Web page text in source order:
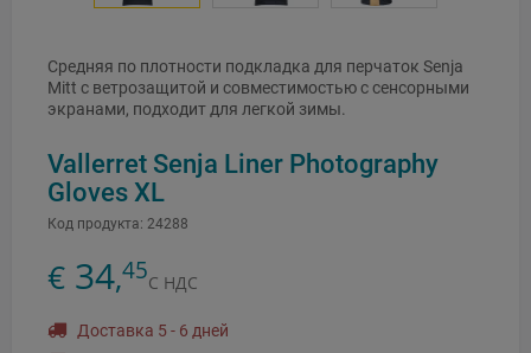
Средняя по плотности подкладка для перчаток Senja
Mitt с ветрозащитой и совместимостью с сенсорными
экранами, подходит для легкой зимы.
Vallerret Senja Liner Photography
Gloves XL
Код продукта: 24288
€ 34,45С НДС
Доставка 5 - 6 дней